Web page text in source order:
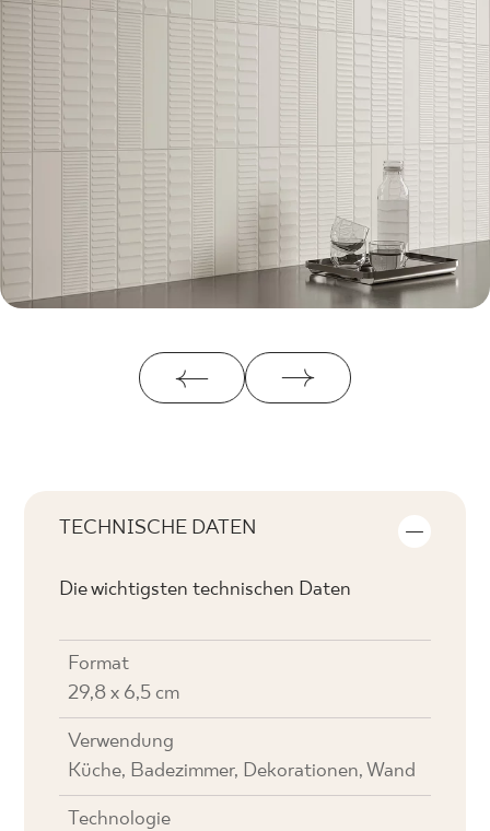
TECHNISCHE DATEN
Die wichtigsten technischen Daten
Format
29,8 x 6,5 cm
Verwendung
Küche, Badezimmer, Dekorationen, Wand
Technologie